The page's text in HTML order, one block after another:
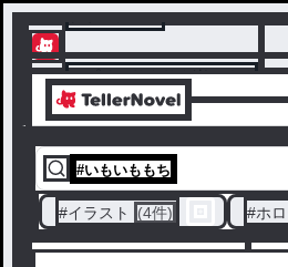
テラーノベル
アプリでサクサク楽しめる
#いもいももち
#イラスト (4件) #ホ